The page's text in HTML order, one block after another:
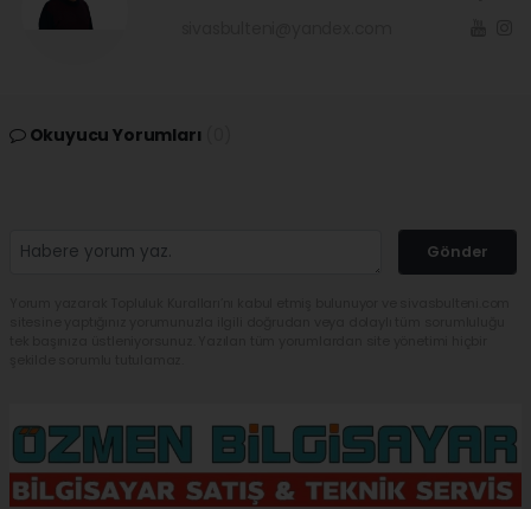
Okuyucu Yorumları
Gönder